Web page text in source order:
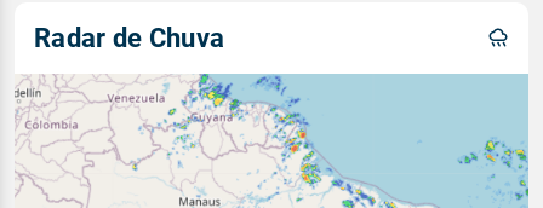
Radar de Chuva